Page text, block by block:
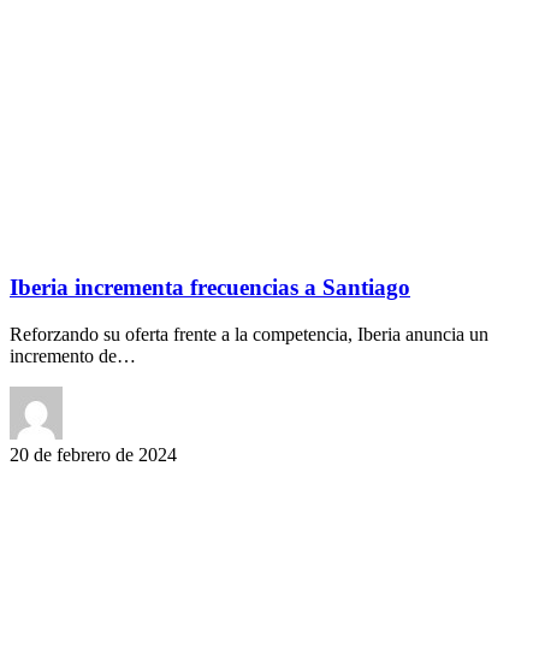
Iberia incrementa frecuencias a Santiago
Reforzando su oferta frente a la competencia, Iberia anuncia un
incremento de…
20 de febrero de 2024